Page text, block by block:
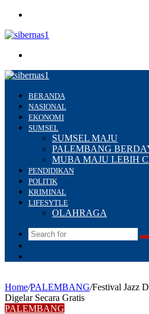
BERANDA
NASIONAL
EKONOMI
SUMSEL
SUMSEL MAJU
PALEMBANG
MUBA MAJU LEBIH
PENDIDIKAN
POLITIK
KRIMINAL
LIFESYTLE
OLAHRAGA
Home/PALEMBANG/Festival Jazz
Digelar Secara Gratis
PALEMBANG